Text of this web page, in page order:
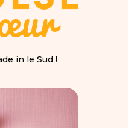
in le Sud !